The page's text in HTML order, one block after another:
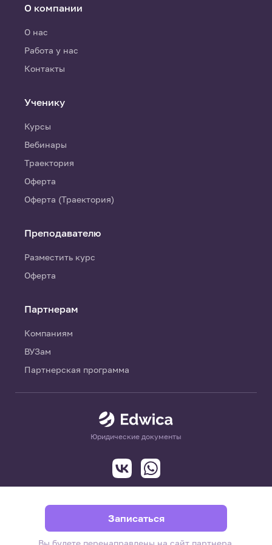
Записаться
Вы будете перенаправлены на сайт партнера.
Юридические документы
О компании
О нас
Работа у нас
Контакты
Ученику
Курсы
Вебинары
Траектория
Оферта
Оферта (Траектория)
Преподавателю
Разместить курс
Оферта
Партнерам
Компаниям
ВУЗам
Партнерская программа